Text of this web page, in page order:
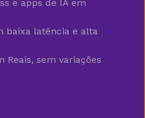
e apps de IA em
baixa latência e alta
sem variações